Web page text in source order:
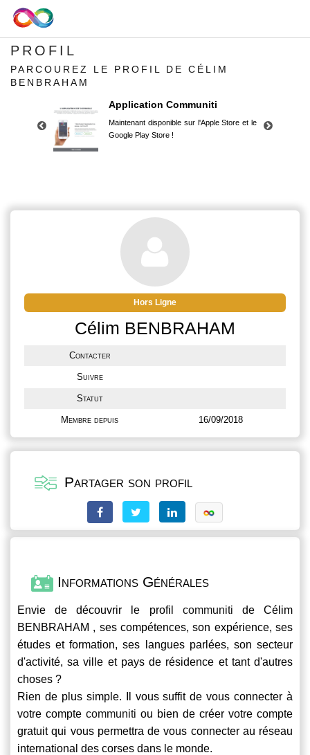
PROFIL
PARCOUREZ LE PROFIL DE CÉLIM
BENBRAHAM
Application Communiti
Maintenant disponible sur l'Apple Store et le
Google Play Store !
Google Play Store !
Hors Ligne
Célim BENBRAHAM
Contacter
Suivre
Statut
Membre depuis 16/09/2018
Partager son profil
Informations Générales
Envie de découvrir le profil communiti de Célim
BENBRAHAM , ses compétences, son expérience, ses
études et formation, ses langues parlées, son secteur
d'activité, sa ville et pays de résidence et tant d'autres
choses ?
Rien de plus simple. Il vous suffit de vous connecter à
votre compte communiti ou bien de créer votre compte
gratuit qui vous permettra de vous connecter au réseau
international des corses dans le monde.